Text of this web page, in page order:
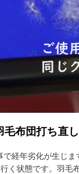
布団打ち直
経年劣化が生じ
く状態です。羽毛